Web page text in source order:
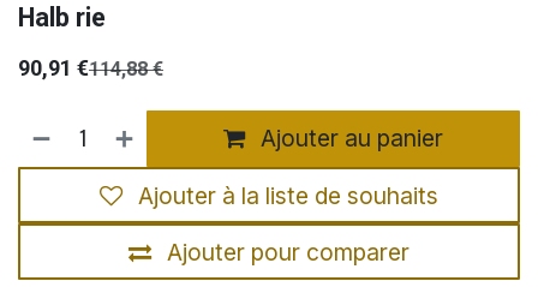
Halb rie
90,91 €114,88€
Ajouter au panier
Ajouter pour comparer
Ajouter à la liste de souhaits